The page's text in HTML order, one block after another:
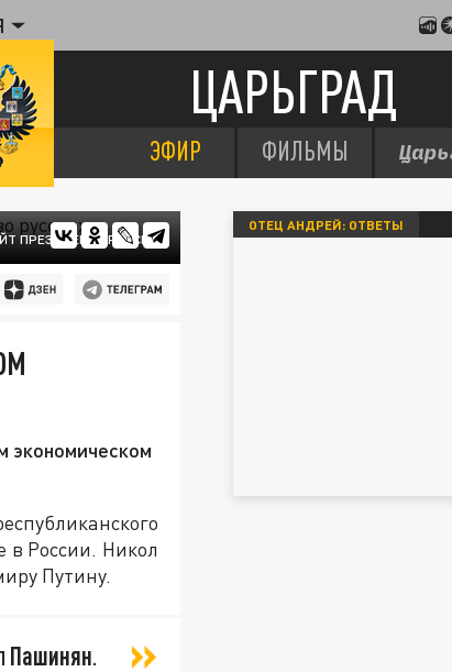
ЦАРЬГРАД
ЭФИР ФИЛЬМЫ
ПРЕЗИДЕНТА РОССИИ
экономическом
в России. Никол
Путину.
Пашинян.
ОТЕЦ АНДРЕЙ: ОТВЕТЫ